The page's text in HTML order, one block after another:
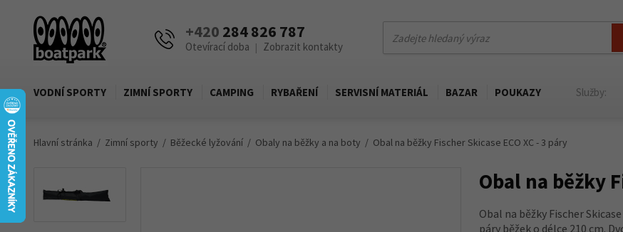
+420 284 826 787
Otevírací doba | Zobrazit kontakty
VODNÍ SPORTY ZIMNÍ SPORTY CAMPING RYBAŘENÍ SERVISNÍ MATERIÁL BAZAR POUKAZY Služby:
Hlavní stránka Zimní sporty Běžecké lyžování Obaly na běžky a na boty Obal na běžky Fischer Skicase ECO XC - 3 páry
Obal na běžky
Obal na běžky Fischer
páry běžek o délce 210 cm.